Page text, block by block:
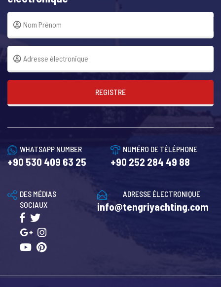
REGISTRE
WHATSAPP NUMBER
+90 530 409 63 25
NUMÉRO DE TÉLÉPHONE
+90 252 284 49 88
ADRESSE ÉLECTRONIQUE
info@tengriyachting.com
DES MÉDIAS
SOCIAUX